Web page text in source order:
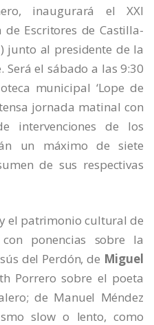
inaugurará el XXI
de Escritores de Castilla-
junto al presidente de la
el sábado a las 9:30
municipal ‘Lope de
jornada matinal con
intervenciones de los
un máximo de siete
de sus respectivas
el patrimonio cultural de
con ponencias sobre la
del Perdón, de Miguel
Porrero sobre el poeta
de Manuel Méndez
slow o lento, como